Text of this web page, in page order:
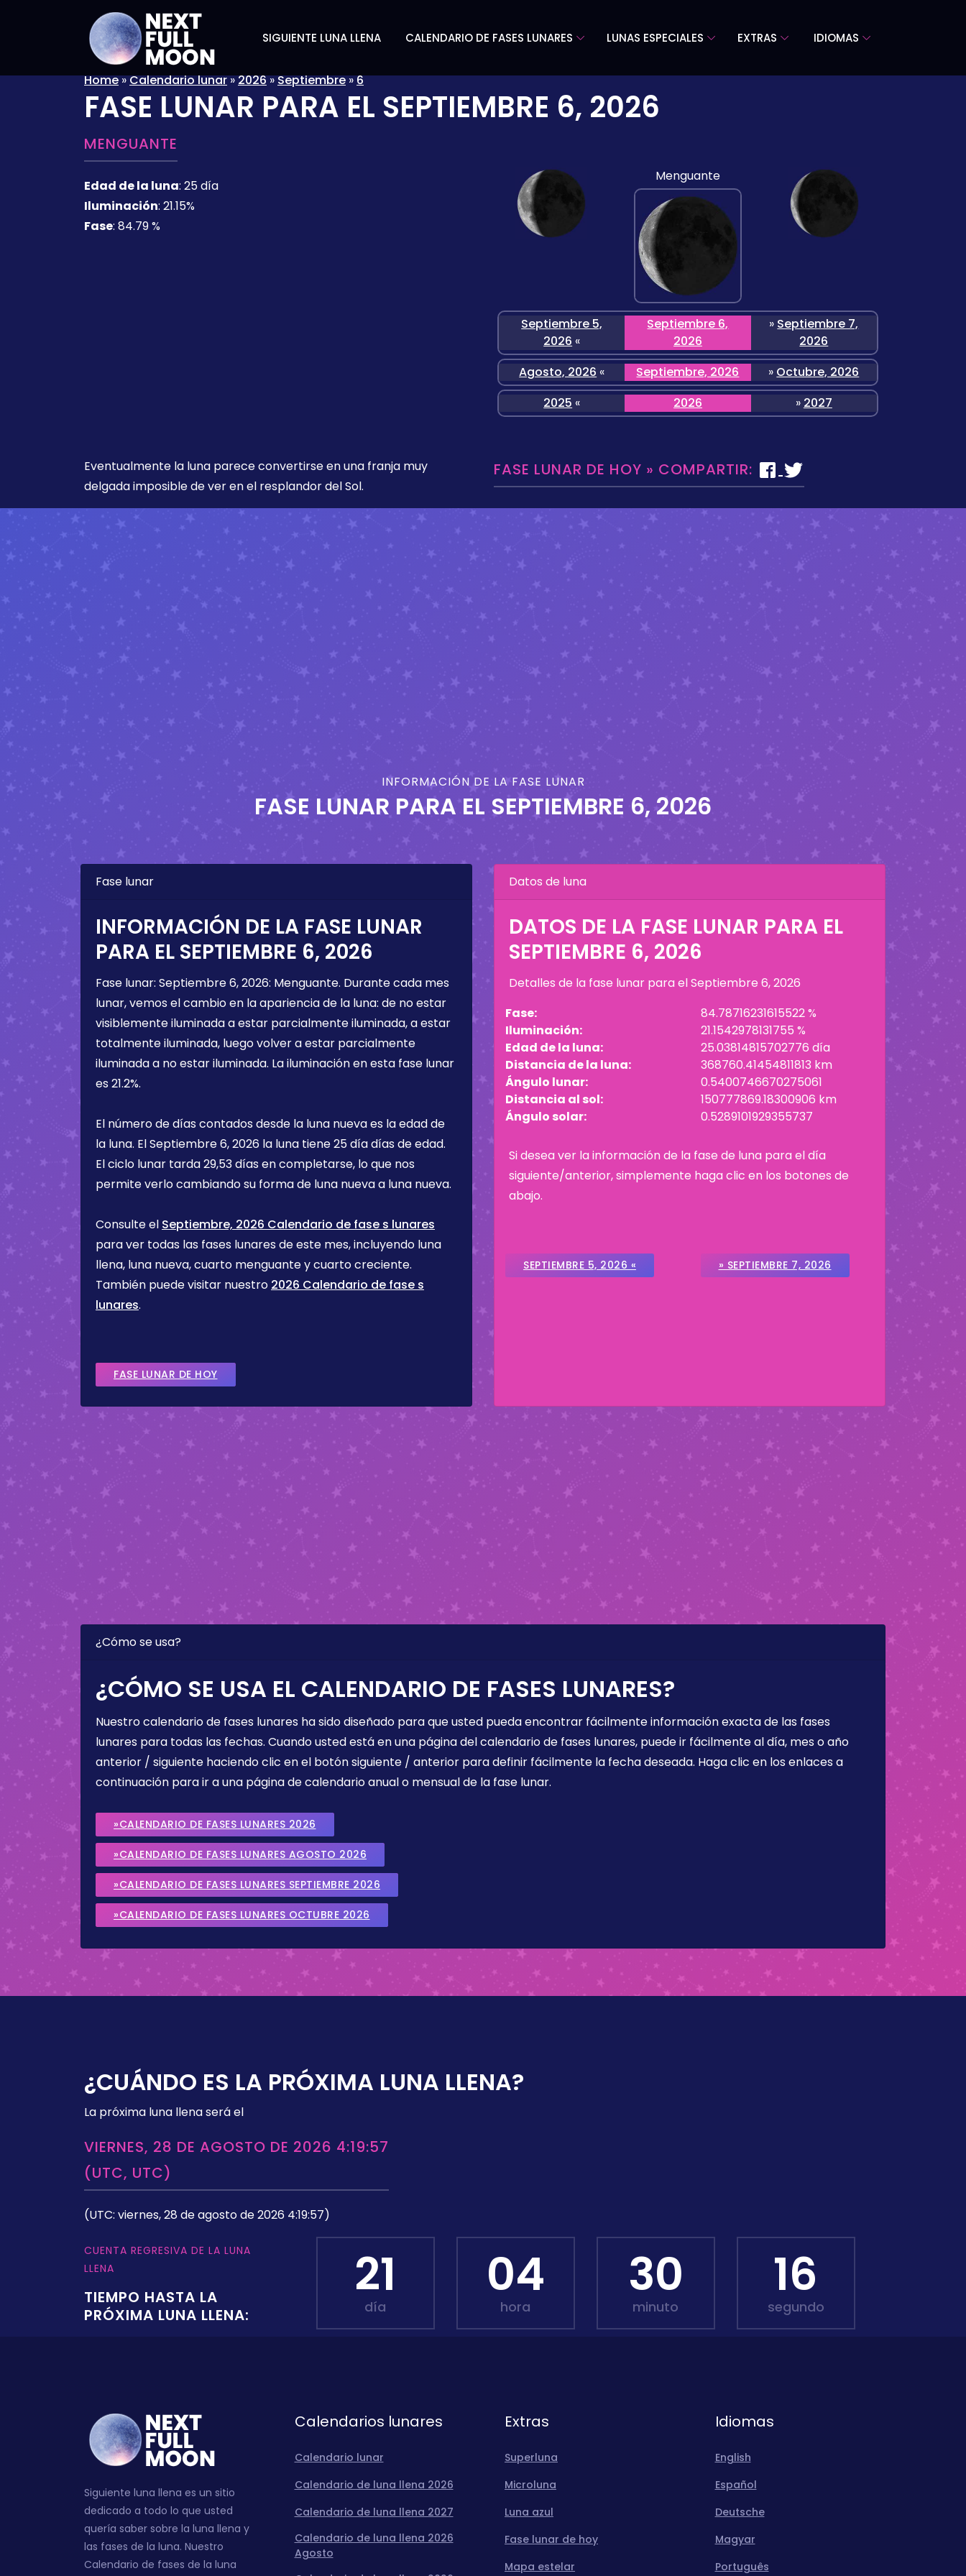
SIGUIENTE LUNA LLENA CALENDARIO DE FASES LUNARES LUNAS ESPECIALES EXTRAS IDIOMAS
Home»Calendario lunar»2026»Septiembre»6
FASE LUNAR PARA EL SEPTIEMBRE 6, 2026
MENGUANTE
Edad de la luna: 25 día
Iluminación: 21.15%
Fase: 84.79 %
Menguante
Septiembre 5,
2026 «
Septiembre 6,
2026
» Septiembre 7,
2026
Agosto, 2026 « Septiembre, 2026 » Octubre, 2026
2025 « 2026 » 2027
Eventualmente la luna parece convertirse en una franja muy
delgada imposible de ver en el resplandor del Sol.
FASE LUNAR DE HOY » COMPARTIR:
INFORMACIÓN DE LA FASE LUNAR
FASE LUNAR PARA EL SEPTIEMBRE 6, 2026
Fase lunar
INFORMACIÓN DE LA FASE LUNAR
PARA EL SEPTIEMBRE 6, 2026
Fase lunar: Septiembre 6, 2026: Menguante. Durante cada mes
lunar, vemos el cambio en la apariencia de la luna: de no estar
visiblemente iluminada a estar parcialmente iluminada, a estar
totalmente iluminada, luego volver a estar parcialmente
iluminada a no estar iluminada. La iluminación en esta fase lunar
es 21.2%.
El número de días contados desde la luna nueva es la edad de
la luna. ElSeptiembre 6, 2026 la luna tiene25 díadías de edad.
El ciclo lunar tarda 29,53 días en completarse, lo que nos
permite verlo cambiando su forma de luna nueva a luna nueva.
Consulte el Septiembre, 2026 Calendario de fase s lunares
para ver todas las fases lunares de este mes, incluyendo luna
llena, luna nueva, cuarto menguante y cuarto creciente.
También puede visitar nuestro 2026 Calendario de fase s
lunares.
FASE LUNAR DE HOY
Datos de luna
DATOS DE LA FASE LUNAR PARA EL
SEPTIEMBRE 6, 2026
Detalles de la fase lunar para elSeptiembre 6, 2026
Fase:
84.78716231615522 %
Iluminación:
21.1542978131755 %
Edad de la luna:
25.03814815702776 día
Distancia de la luna:
368760.41454811813 km
Ángulo lunar:
0.5400746670275061
Distancia al sol:
150777869.18300906 km
Ángulo solar:
0.5289101929355737
Si desea ver la información de la fase de luna para el día
siguiente/anterior, simplemente haga clic en los botones de
abajo.
SEPTIEMBRE 5, 2026 « » SEPTIEMBRE 7, 2026
¿Cómo se usa?
¿CÓMO SE USA EL CALENDARIO DE FASES LUNARES?
Nuestro calendario de fases lunares ha sido diseñado para que usted pueda encontrar fácilmente información exacta de las fases
lunares para todas las fechas. Cuando usted está en una página del calendario de fases lunares, puede ir fácilmente al día, mes o año
anterior / siguiente haciendo clic en el botón siguiente / anterior para definir fácilmente la fecha deseada. Haga clic en los enlaces a
continuación para ir a una página de calendario anual o mensual de la fase lunar.
»CALENDARIO DE FASES LUNARES 2026
»CALENDARIO DE FASES LUNARES AGOSTO 2026
»CALENDARIO DE FASES LUNARES SEPTIEMBRE 2026
»CALENDARIO DE FASES LUNARES OCTUBRE 2026
¿CUÁNDO ES LA PRÓXIMA LUNA LLENA?
La próxima luna llena será el
VIERNES, 28 DE AGOSTO DE 2026 4:19:57
(UTC, UTC)
(UTC: viernes, 28 de agosto de 2026 4:19:57)
CUENTA REGRESIVA DE LA LUNA
LLENA
TIEMPO HASTA LA
PRÓXIMA LUNA LLENA:
21
día
04
hora
30
minuto
14
segundo
Siguiente luna llena es un sitio
dedicado a todo lo que usted
quería saber sobre la luna llena y
las fases de la luna. Nuestro
Calendario de fases de la luna
Calendarios lunares
Calendario lunar
Calendario de luna llena 2026
Calendario de luna llena 2027
Calendario de luna llena 2026
Agosto
Extras
Superluna
Microluna
Luna azul
Fase lunar de hoy
Mapa estelar
Idiomas
English
Español
Deutsche
Magyar
Português